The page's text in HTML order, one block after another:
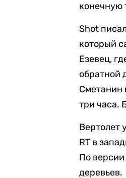
конечную
Shot
который
Езевец,
обратной
Сметанин
три часа.
Вертолет
RT в
По версии
деревьев.